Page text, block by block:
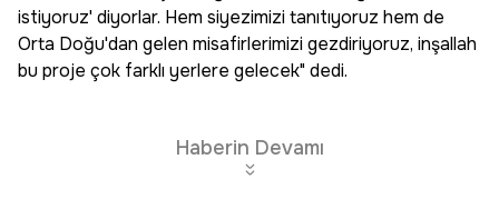
istiyoruz' diyorlar. Hem siyezimizi tanıtıyoruz hem de
Orta Doğu'dan gelen misafirlerimizi gezdiriyoruz, inşallah
bu proje çok farklı yerlere gelecek" dedi.
Haberin Devamı